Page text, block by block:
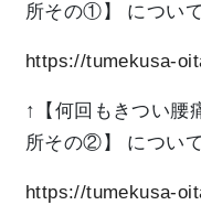
所その①】
につい
https://tumekusa-
↑【何回もきつい腰
所その②】
につい
https://tumekusa-